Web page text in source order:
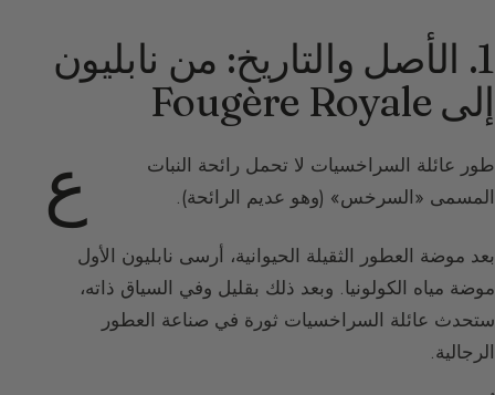
1. الأصل والتاريخ: من نابليون
إلى Fougère Royale
ع
طور عائلة السراخسيات لا تحمل رائحة النبات
المسمى «السرخس» (وهو عديم الرائحة).
بعد موضة العطور الثقيلة الحيوانية، أرسى نابليون الأول
موضة مياه الكولونيا. وبعد ذلك بقليل وفي السياق ذاته،
ستحدث عائلة السراخسيات ثورة في صناعة العطور
الرجالية.